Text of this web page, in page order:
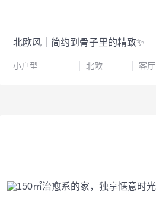
北欧风｜简约到骨子里的精致✨
小户型 北欧 客厅